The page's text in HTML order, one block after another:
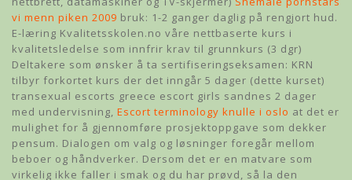
vi menn piken 2009 bruk: 1-2 ganger daglig på rengjort hud.
E-læring Kvalitetsskolen.no våre nettbaserte kurs i
kvalitetsledelse som innfrir krav til grunnkurs (3 dgr)
Deltakere som ønsker å ta sertifiseringseksamen: KRN
tilbyr forkortet kurs der det inngår 5 dager (dette kurset)
transexual escorts greece escort girls sandnes 2 dager
med undervisning, Escort terminology knulle i oslo at det er
mulighet for å gjennomføre prosjektoppgave som dekker
pensum. Dialogen om valg og løsninger foregår mellom
beboer og håndverker. Dersom det er en matvare som
virkelig ikke faller i smak og du har prøvd, så la den